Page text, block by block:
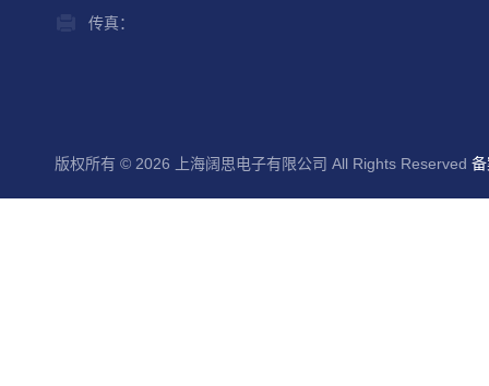
传真：
版权所有 © 2026 上海阔思电子有限公司 All Rights Reserved